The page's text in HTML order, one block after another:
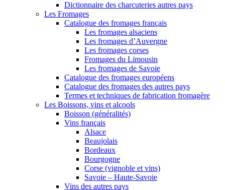
Dictionnaire des charcuteries autres pays
Les Fromages
Catalogue des fromages français
Les fromages alsaciens
Les fromages d’Auvergne
Les fromages corses
Fromages du Limousin
Les fromages de Savoie
Catalogue des fromages européens
Catalogue des fromages des autres pays
Termes et techniques de fabrication fromagère
Les Boissons, vins et alcools
Boisson (généralités)
Vins français
Alsace
Beaujolais
Bordeaux
Bourgogne
Corse (vignoble et vins)
Savoie – Haute-Savoie
Vins des autres pays